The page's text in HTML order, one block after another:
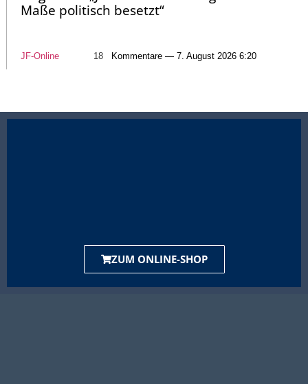
Maße politisch besetzt“
JF-Online 18 Kommentare — 7. August 2026 6:20
ZUM ONLINE-SHOP